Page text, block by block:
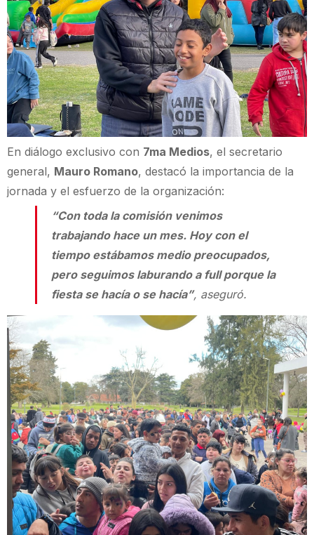
En diálogo exclusivo con 7ma Medios, el secretario
general, Mauro Romano, destacó la importancia de la
jornada y el esfuerzo de la organización:
“Con toda la comisión venimos
trabajando hace un mes. Hoy con el
tiempo estábamos medio preocupados,
pero seguimos laburando a full porque la
fiesta se hacía o se hacía”, aseguró.